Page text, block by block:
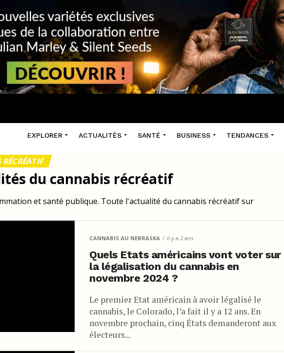
EXPLORER ACTUALITÉS SANTÉ BUSINESS TENDANCES
du cannabis récréatif
et santé publique. Toute l'actualité du cannabis récréatif sur
CANNABIS AU NEBRASKA il y a 2 ans
Quels Etats américains vont voter sur
la légalisation du cannabis en
novembre 2024 ?
Le premier Etat américain à avoir légalisé le
cannabis, le Colorado, l’a fait il y a 12 ans. En
novembre prochain, cinq États demanderont aux
électeurs...